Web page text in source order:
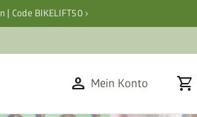
Code BIKELIFT50 ›
person Mein Konto shopping_cart